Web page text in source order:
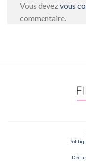
Vous devez vous
commentaire.